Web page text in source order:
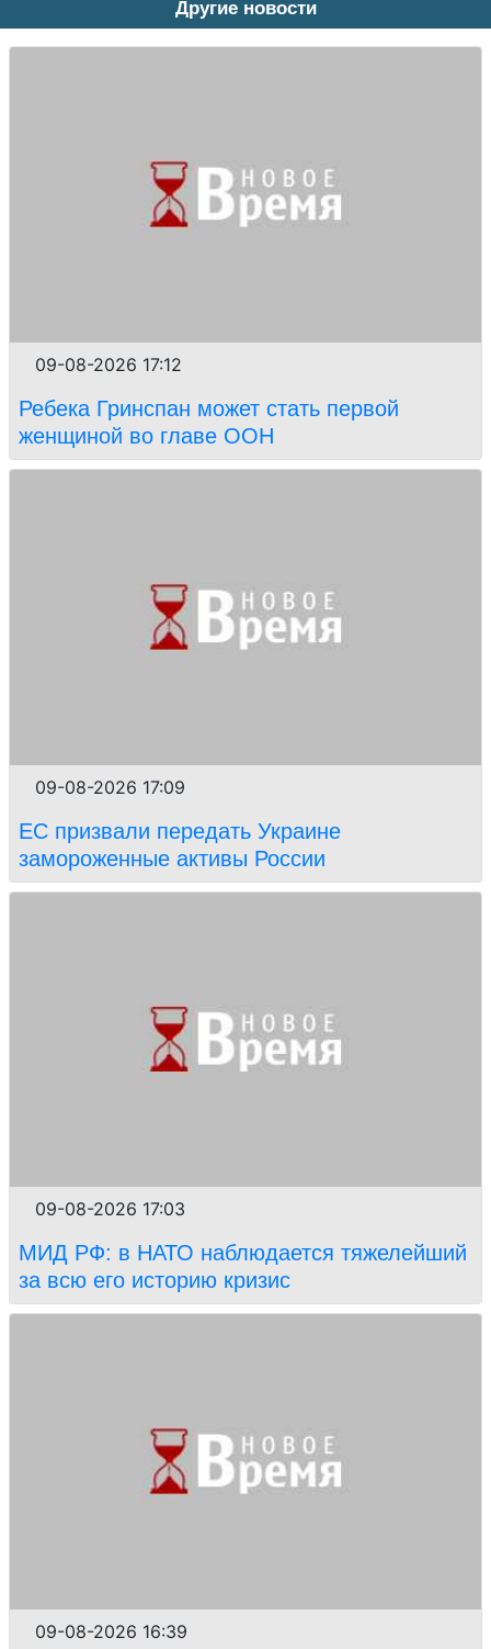
Другие новости
09-08-2026 17:12
Ребека Гринспан может стать первой
женщиной во главе ООН
09-08-2026 17:09
ЕС призвали передать Украине
замороженные активы России
09-08-2026 17:03
МИД РФ: в НАТО наблюдается тяжелейший
за всю его историю кризис
09-08-2026 16:39